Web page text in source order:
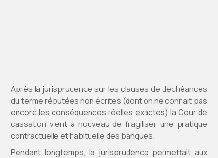
Après la jurisprudence sur les clauses de déchéances
du terme réputées non écrites (dont on ne connait pas
encore les conséquences réelles exactes) la Cour de
cassation vient à nouveau de fragiliser une pratique
contractuelle et habituelle des banques.
Pendant longtemps, la jurisprudence permettait aux